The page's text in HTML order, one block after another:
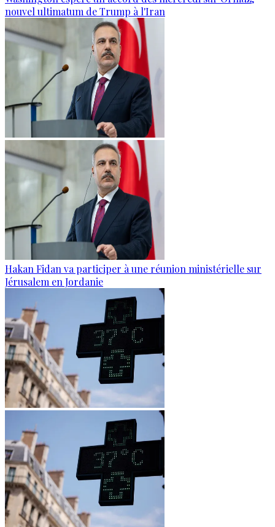
nouvel ultimatum de Trump à l'Iran
Hakan Fidan va participer à une réunion ministérielle sur
Jérusalem en Jordanie